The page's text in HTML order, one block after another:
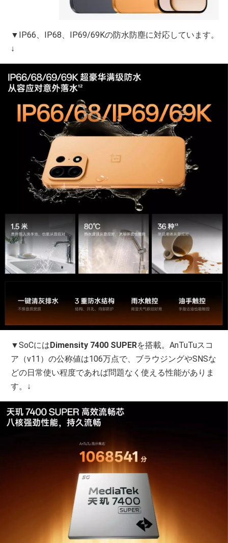
▼IP66、IP68、IP69/69Kの防水防塵に対応しています。
↓
▼SoCにはDimensity 7400 SUPERを搭載。AnTuTuスコ
ア（v11）の公称値は106万点で、ブラウジングやSNSな
どの日常使い程度であれば問題なく使える性能がありま
す。↓